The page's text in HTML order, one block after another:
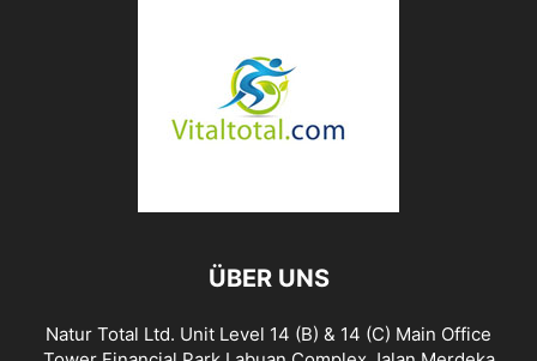
ÜBER UNS
Natur Total Ltd. Unit Level 14 (B) & 14 (C) Main Office